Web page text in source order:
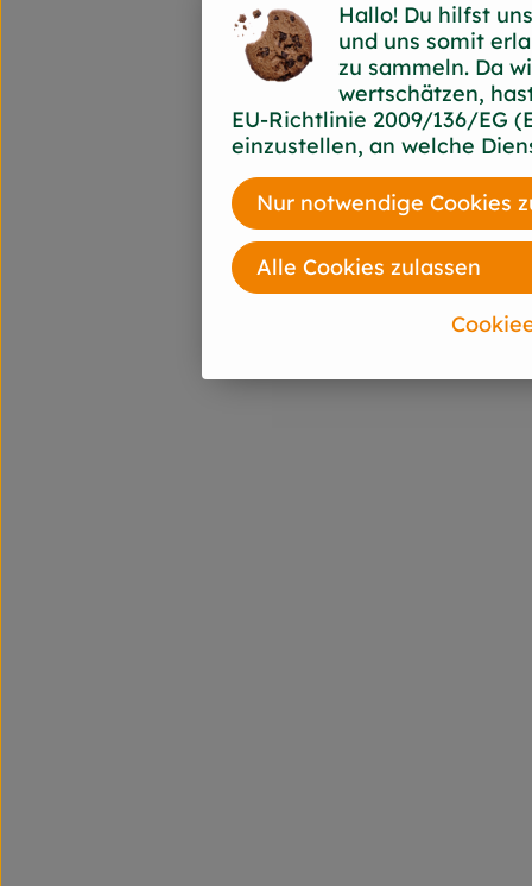
Hallo! Du hilfst
und uns somit
zu sammeln. Da
wertschätzen,
EU-Richtlinie 2009/136/EG
einzustellen, an welche
Nur notwendige Cookies
Alle Cookies zulassen